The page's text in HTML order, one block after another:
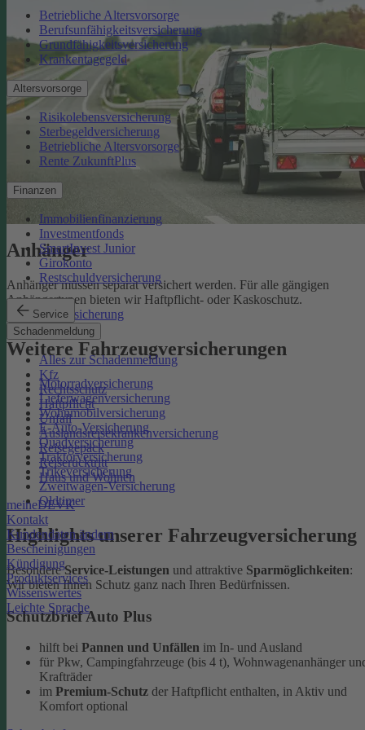
Betriebliche Altersvorsorge
Berufsunfähigkeitsversicherung
Grundfähigkeitsversicherung
Krankentagegeld
Altersvorsorge
Risikolebensversicherung
Sterbegeldversicherung
Betriebliche Altersvorsorge
Rente ZukunftPlus
Finanzen
Immobilienfinanzierung
Investmentfonds
SmartInvest Junior
Girokonto
Restschuldversicherung
Service
Schadenmeldung
Alles zur Schadenmeldung
Kfz
Rechtsschutz
Haftpflicht
Unfall
Auslandsreisekrankenversicherung
Reisegepäck
Reiserücktritt
Haus und Wohnen
meineDEVK
Kontakt
Kundendaten ändern
Bescheinigungen
Kündigung
Produktservices
Wissenswertes
Leichte Sprache
Anhänger
Anhänger müssen separat versichert werden. Für alle gängigen
Anhängertypen bieten wir Haftpflicht- oder Kaskoschutz.
Anhängerversicherung
Weitere Fahrzeugversicherungen
Motorradversicherung
Lieferwagenversicherung
Wohnmobilversicherung
E-Auto-Versicherung
Quadversicherung
Traktorversicherung
Trikeversicherung
Zweitwagen-Versicherung
Oldtimer
Highlights unserer Fahrzeugversicherung
BesondereService-Leistungen und attraktive Sparmöglichkeiten:
Wir bieten Ihnen Schutz ganz nach Ihren Bedürfnissen.
Schutzbrief Auto Plus
hilft bei Pannen und Unfällen im In- und Ausland
für Pkw, Campingfahrzeuge (bis 4 t), Wohnwagenanhänger
Krafträder
im Premium-Schutz der Haftpflicht enthalten, in Aktiv und
Komfort optional